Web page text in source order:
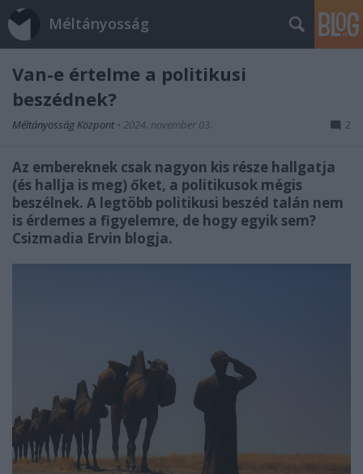
Méltányosság
Van-e értelme a politikusi
beszédnek?
Méltányosság Központ • 2024. november 03. 2
Az embereknek csak nagyon kis része hallgatja
(és hallja is meg) őket, a politikusok mégis
beszélnek. A legtöbb politikusi beszéd talán nem
is érdemes a figyelemre, de hogy egyik sem?
Csizmadia Ervin blogja.